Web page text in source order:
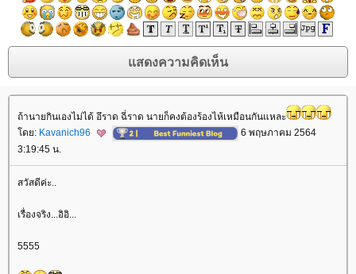
ถ้านายกินเองไม่ได้ อึราด ฉี่ราด นายก็คงต้องร้องไห้เหมือนกันแหละ
ดย: Kavanich96
6 พฤษภาคม 2564
3:19:45 น.
สวัสดีค่ะ..
เรื่องจริง...อิอิ...
5555